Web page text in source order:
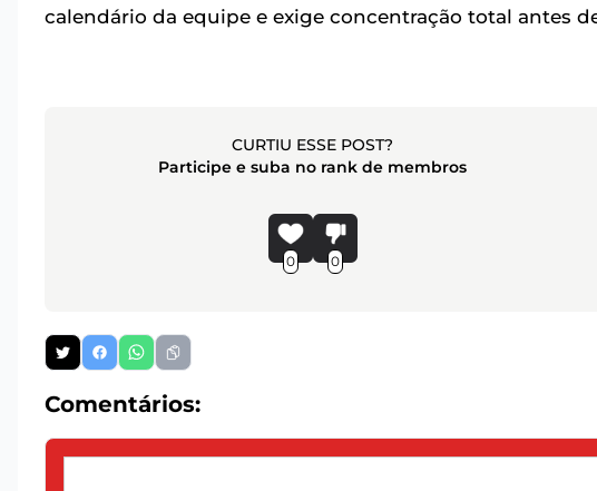
calendário da equipe e exige concentração total antes
CURTIU ESSE POST?
Participe e suba no rank de membros
0 0
Comentários: